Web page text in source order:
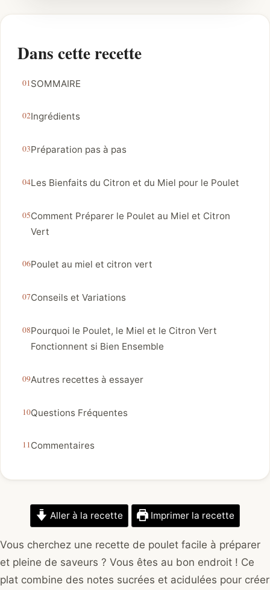
Dans cette recette
SOMMAIRE
Ingrédients
Préparation pas à pas
Les Bienfaits du Citron et du Miel pour le Poulet
Comment Préparer le Poulet au Miel et Citron
Vert
Poulet au miel et citron vert
Conseils et Variations
Pourquoi le Poulet, le Miel et le Citron Vert
Fonctionnent si Bien Ensemble
Autres recettes à essayer
Questions Fréquentes
Commentaires
Aller à la recette Imprimer la recette
Vous cherchez une recette de poulet facile à préparer
et pleine de saveurs ? Vous êtes au bon endroit ! Ce
plat combine des notes sucrées et acidulées pour créer